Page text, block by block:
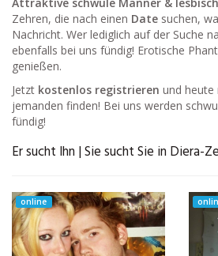
Zehren, die nach einen Date suchen,
Nachricht. Wer lediglich auf der Suche
ebenfalls bei uns fündig! Erotische
genießen.
Jetzt kostenlos registrieren und heute
jemanden finden! Bei uns werden
fündig!
Er sucht Ihn | Sie sucht Sie in Diera-
online